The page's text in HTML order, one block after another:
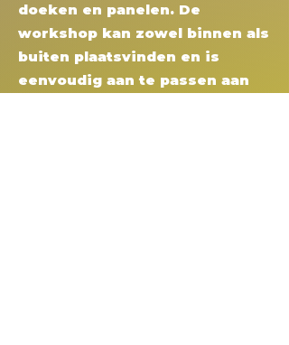
doeken en panelen. De
workshop kan zowel binnen als
buiten plaatsvinden en is
eenvoudig aan te passen aan